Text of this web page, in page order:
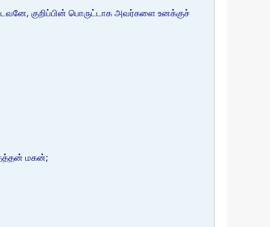
குறிப்பின் பொருட்டாக அவர்களை உனக்குச்
மகன்;